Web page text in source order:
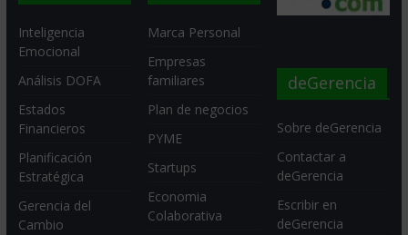
Inteligencia
Emocional
Análisis DOFA
Estados
Financieros
Planificación
Estratégica
Gerencia del
Cambio
Marca Personal
Empresas
familiares
Plan de negocios
PYME
Startups
Economia
Colaborativa
deGerencia
Sobre deGerencia
Contactar a
deGerencia
Escribir en
deGerencia